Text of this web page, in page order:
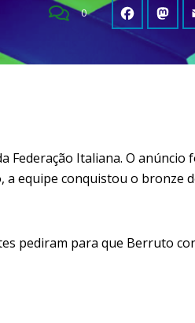
0
Federação Italiana. O anúncio
a equipe conquistou o bronze
pediram para que Berruto